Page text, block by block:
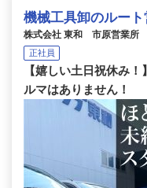
機械工具卸のルート
株式会社 東和 市原営業所
正社員
【嬉しい土日祝休み
ルマはありません！